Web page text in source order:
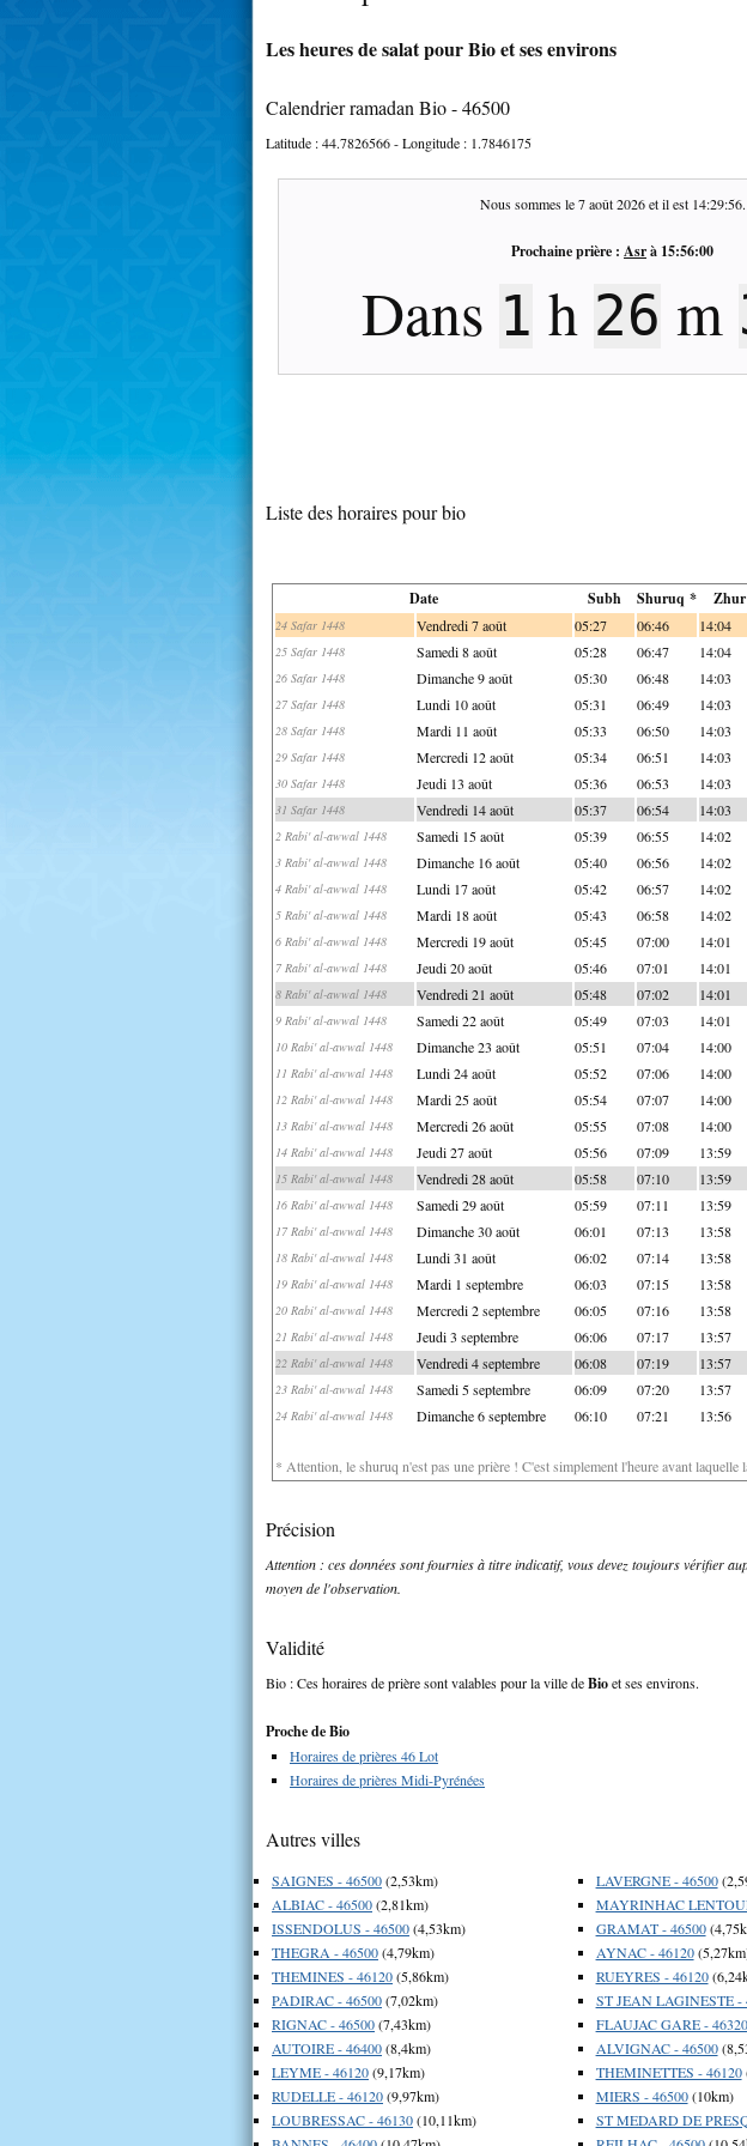
Les heures de salat pour Bio et ses environs
Calendrier ramadan Bio - 46500
Latitude :44.7826566- Longitude : 1.7846175
Nous sommes le7 août 2026et il est 14:29:57.
Prochaine prière : Asrà 15:56:00
Dans 1 h 26 m
Liste des horaires pour bio
Date Subh Shuruq * Zhur
24 Safar 1448 Vendredi 7 août 05:27 06:46 14:04
25 Safar 1448 Samedi 8 août 05:28 06:47 14:04
26 Safar 1448 Dimanche 9 août 05:30 06:48 14:03
27 Safar 1448 Lundi 10 août 05:31 06:49 14:03
28 Safar 1448 Mardi 11 août 05:33 06:50 14:03
29 Safar 1448 Mercredi 12 août 05:34 06:51 14:03
30 Safar 1448 Jeudi 13 août 05:36 06:53 14:03
31 Safar 1448 Vendredi 14 août 05:37 06:54 14:03
2 Rabi' al-awwal 1448 Samedi 15 août 05:39 06:55 14:02
3 Rabi' al-awwal 1448 Dimanche 16 août 05:40 06:56 14:02
4 Rabi' al-awwal 1448 Lundi 17 août 05:42 06:57 14:02
5 Rabi' al-awwal 1448 Mardi 18 août 05:43 06:58 14:02
6 Rabi' al-awwal 1448 Mercredi 19 août 05:45 07:00 14:01
7 Rabi' al-awwal 1448 Jeudi 20 août 05:46 07:01 14:01
8 Rabi' al-awwal 1448 Vendredi 21 août 05:48 07:02 14:01
9 Rabi' al-awwal 1448 Samedi 22 août 05:49 07:03 14:01
10 Rabi' al-awwal 1448 Dimanche 23 août 05:51 07:04 14:00
11 Rabi' al-awwal 1448 Lundi 24 août 05:52 07:06 14:00
12 Rabi' al-awwal 1448 Mardi 25 août 05:54 07:07 14:00
13 Rabi' al-awwal 1448 Mercredi 26 août 05:55 07:08 14:00
14 Rabi' al-awwal 1448 Jeudi 27 août 05:56 07:09 13:59
15 Rabi' al-awwal 1448 Vendredi 28 août 05:58 07:10 13:59
16 Rabi' al-awwal 1448 Samedi 29 août 05:59 07:11 13:59
17 Rabi' al-awwal 1448 Dimanche 30 août 06:01 07:13 13:58
18 Rabi' al-awwal 1448 Lundi 31 août 06:02 07:14 13:58
19 Rabi' al-awwal 1448 Mardi 1 septembre 06:03 07:15 13:58
20 Rabi' al-awwal 1448 Mercredi 2 septembre 06:05 07:16 13:58
21 Rabi' al-awwal 1448 Jeudi 3 septembre 06:06 07:17 13:57
22 Rabi' al-awwal 1448 Vendredi 4 septembre 06:08 07:19 13:57
23 Rabi' al-awwal 1448 Samedi 5 septembre 06:09 07:20 13:57
24 Rabi' al-awwal 1448 Dimanche 6 septembre 06:10 07:21 13:56
* Attention, le shuruq n'est pas une prière ! C'est simplement l'heure avant laquelle
Précision
Attention : ces données sont fournies à titre indicatif, vous devez toujours vérifier
moyen de l'observation.
Validité
Bio : Ces horaires de prière sont valables pour la ville deBioet ses environs.
Proche de Bio
Horaires de prières 46 Lot
Horaires de prières Midi-Pyrénées
Autres villes
SAIGNES - 46500(2,53km)
ALBIAC - 46500(2,81km)
ISSENDOLUS - 46500(4,53km)
THEGRA - 46500(4,79km)
THEMINES - 46120(5,86km)
PADIRAC - 46500(7,02km)
RIGNAC - 46500(7,43km)
AUTOIRE - 46400(8,4km)
LEYME - 46120(9,17km)
RUDELLE - 46120(9,97km)
LOUBRESSAC - 46130(10,11km)
LAVERGNE - 46500
MAYRINHAC
GRAMAT - 46500
AYNAC - 46120
RUEYRES - 46120
ST JEAN LAGINESTE -
FLAUJAC GARE - 46320
ALVIGNAC - 46500
THEMINETTES - 46120
MIERS - 46500(10km)
ST MEDARD DE